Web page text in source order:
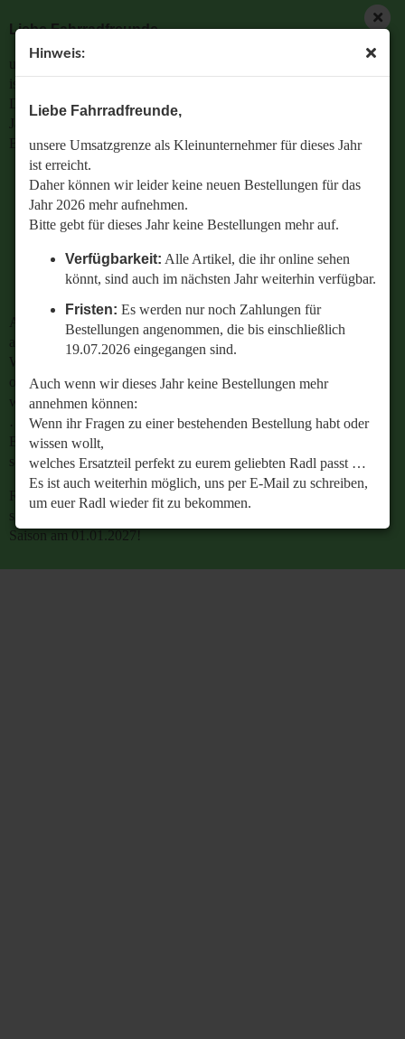
Hinweis:
Liebe Fahrradfreunde,
unsere Umsatzgrenze als Kleinunternehmer für dieses Jahr
ist erreicht.
Daher können wir leider keine neuen Bestellungen für das
Jahr 2026 mehr aufnehmen.
Bitte gebt für dieses Jahr keine Bestellungen mehr auf.
Verfügbarkeit: Alle Artikel, die ihr online sehen
könnt, sind auch im nächsten Jahr weiterhin verfügbar.
Fristen: Es werden nur noch Zahlungen für
Bestellungen angenommen, die bis einschließlich
19.07.2026 eingegangen sind.
Auch wenn wir dieses Jahr keine Bestellungen mehr
annehmen können:
Wenn ihr Fragen zu einer bestehenden Bestellung habt oder
wissen wollt,
welches Ersatzteil perfekt zu eurem geliebten Radl passt …
Es ist auch weiterhin möglich, uns per E-Mail zu schreiben,
um euer Radl wieder fit zu bekommen.
Retrobike wünscht euch eine gesunde Radlzeit und freut
Liebe Fahrradfreunde,
unsere Umsatzgrenze als Kleinunternehmer für dieses Jahr
ist erreicht.
Daher können wir leider keine neuen Bestellungen für das
Jahr 2026 mehr aufnehmen.
Bitte gebt für dieses Jahr keine Bestellungen mehr auf.
Verfügbarkeit: Alle Artikel, die ihr online sehen
könnt, sind auch im nächsten Jahr weiterhin
verfügbar.
Bestellungen angenommen, die bis einschließlich
19.07.2026 eingegangen sind.
Auch wenn wir dieses Jahr keine Bestellungen mehr
annehmen können:
Wenn ihr Fragen zu einer bestehenden Bestellung habt
oder wissen wollt,
welches Ersatzteil perfekt zu eurem geliebten Radl passt
…
Es ist auch weiterhin möglich, uns per E-Mail zu
schreiben, um euer Radl wieder fit zu bekommen.
Retrobike wünscht euch eine gesunde Radlzeit und freut
sich schon jetzt auf den gemeinsamen Start in die neue
Saison am 01.01.2027!